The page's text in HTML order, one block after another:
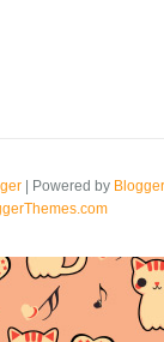
| Powered by Blogger